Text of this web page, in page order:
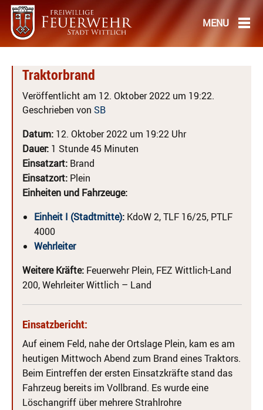
Traktorbrand
Veröffentlicht am 12. Oktober 2022 um 19:22.
Geschrieben von SB
Datum: 12. Oktober 2022 um 19:22 Uhr
Dauer: 1 Stunde 45 Minuten
Einsatzart: Brand
Einsatzort: Plein
Einheiten und Fahrzeuge:
Einheit I (Stadtmitte): KdoW 2, TLF 16/25, PTLF
4000
Wehrleiter
Weitere Kräfte: Feuerwehr Plein, FEZ Wittlich-Land
200, Wehrleiter Wittlich – Land
Einsatzbericht:
Auf einem Feld, nahe der Ortslage Plein, kam es am
heutigen Mittwoch Abend zum Brand eines Traktors.
Beim Eintreffen der ersten Einsatzkräfte stand das
Fahrzeug bereits im Vollbrand. Es wurde eine
Löschangriff über mehrere Strahlrohre